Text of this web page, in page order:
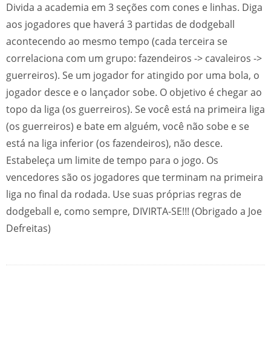
Divida a academia em 3 seções com cones e linhas. Diga
aos jogadores que haverá 3 partidas de dodgeball
acontecendo ao mesmo tempo (cada terceira se
correlaciona com um grupo: fazendeiros -> cavaleiros ->
guerreiros). Se um jogador for atingido por uma bola, o
jogador desce e o lançador sobe. O objetivo é chegar ao
topo da liga (os guerreiros). Se você está na primeira liga
(os guerreiros) e bate em alguém, você não sobe e se
está na liga inferior (os fazendeiros), não desce.
Estabeleça um limite de tempo para o jogo. Os
vencedores são os jogadores que terminam na primeira
liga no final da rodada. Use suas próprias regras de
dodgeball e, como sempre, DIVIRTA-SE!!! (Obrigado a Joe
Defreitas)